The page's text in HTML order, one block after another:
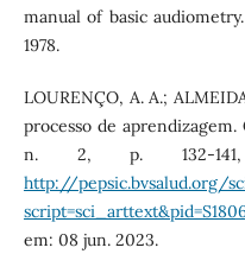
manual of basic
1978.
LOURENÇO, A. A.;
processo de aprendizagem.
n. 2, p. 132-141,
http://pepsic.bvsalud.org/
em: 08 jun. 2023.